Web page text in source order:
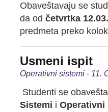
Obaveštavaju se
da od četvrtka
predmeta preko
Usmeni ispit
Operativni sistemi - 11.
Studenti se
Sistemi i